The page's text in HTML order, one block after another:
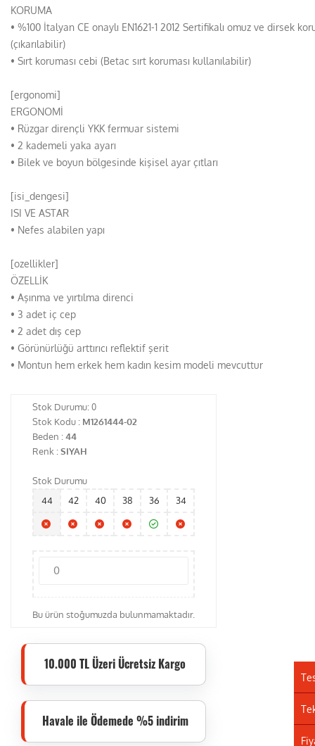
KORUMA
• %100 İtalyan CE onaylı EN1621-1 2012 Sertifikalı omuz ve dirsek
(çıkarılabilir)
• Sırt koruması cebi (Betac sırt koruması kullanılabilir)
[ergonomi]
ERGONOMİ
• Rüzgar dirençli YKK fermuar sistemi
• 2 kademeli yaka ayarı
• Bilek ve boyun bölgesinde kişisel ayar çıtları
[isi_dengesi]
ISI VE ASTAR
• Nefes alabilen yapı
[ozellikler]
ÖZELLİK
• Aşınma ve yırtılma direnci
• 3 adet iç cep
• 2 adet dış cep
• Görünürlüğü arttırıcı reflektif şerit
• Montun hem erkek hem kadın kesim modeli mevcuttur
Stok Durumu: 0
Stok Kodu : M1261444-02
Beden :44
Renk :SIYAH
Stok Durumu
44
42 40 38 36 34
Bu ürün stoğumuzda bulunmamaktadır.
10.000 TL Üzeri Ücretsiz Kargo
Havale ile Ödemede %5 indirim